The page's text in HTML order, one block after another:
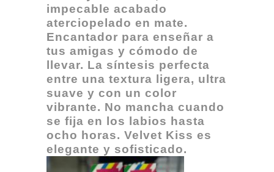
impecable acabado
aterciopelado en mate.
Encantador para enseñar a
tus amigas y cómodo de
llevar. La síntesis perfecta
entre una textura ligera, ultra
suave y con un color
vibrante. No mancha cuando
se fija en los labios hasta
ocho horas. Velvet Kiss es
elegante y sofisticado.